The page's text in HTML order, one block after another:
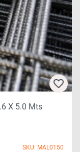
X 5.0 Mts
SKU: MAL0150